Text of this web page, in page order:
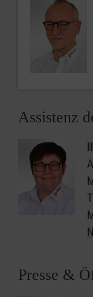
Assistenz
Presse &